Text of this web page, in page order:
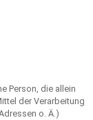
Person, die allein
der Verarbeitung
o. Ä.)